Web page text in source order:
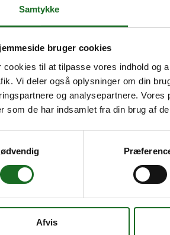
Samtykke
bruger cookies
cookies til at tilpasse vores indhold og
Vi deler også oplysninger om din
og analysepartnere.
som de har indsamlet fra din brug af
Afvis
besøge
byen
er
kendt